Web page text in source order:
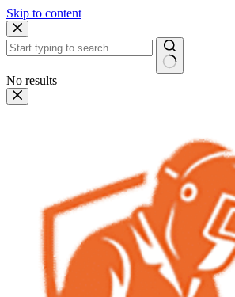
Skip to content
No results